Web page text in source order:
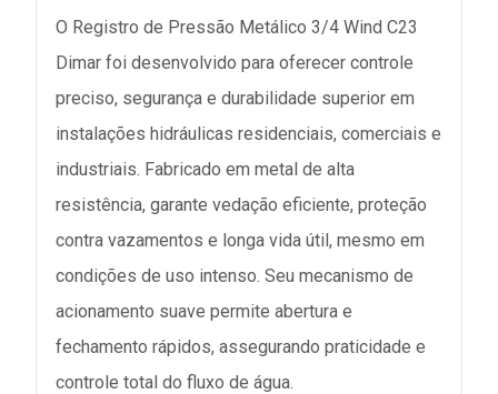
O Registro de Pressão Metálico 3/4 Wind C23
Dimar foi desenvolvido para oferecer controle
preciso, segurança e durabilidade superior em
instalações hidráulicas residenciais, comerciais e
industriais. Fabricado em metal de alta
resistência, garante vedação eficiente, proteção
contra vazamentos e longa vida útil, mesmo em
condições de uso intenso. Seu mecanismo de
acionamento suave permite abertura e
fechamento rápidos, assegurando praticidade e
controle total do fluxo de água.